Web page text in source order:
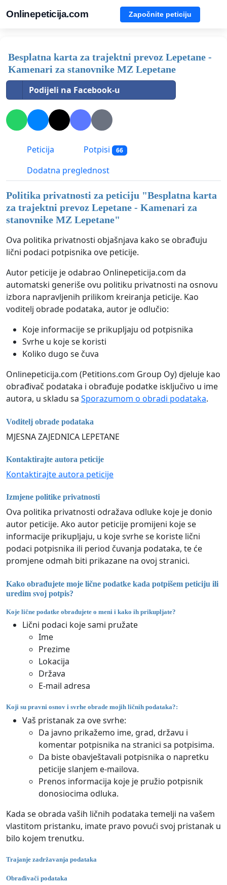
Onlinepeticija.com Započnite peticiju
Besplatna karta za trajektni prevoz Lepetane -
Kamenari za stanovnike MZ Lepetane
Podijeli na Facebook-u
Peticija Potpisi 66
Dodatna preglednost
Politika privatnosti za peticiju "Besplatna karta
za trajektni prevoz Lepetane - Kamenari za
stanovnike MZ Lepetane"
Ova politika privatnosti objašnjava kako se obrađuju
lični podaci potpisnika ove peticije.
Autor peticije je odabrao Onlinepeticija.com da
automatski generiše ovu politiku privatnosti na osnovu
izbora napravljenih prilikom kreiranja peticije. Kao
voditelj obrade podataka, autor je odlučio:
Koje informacije se prikupljaju od potpisnika
Svrhe u koje se koristi
Koliko dugo se čuva
Onlinepeticija.com (Petitions.com Group Oy) djeluje kao
obrađivač podataka i obrađuje podatke isključivo u ime
autora, u skladu sa Sporazumom o obradi podataka.
Voditelj obrade podataka
MJESNA ZAJEDNICA LEPETANE
Kontaktirajte autora peticije
Kontaktirajte autora peticije
Izmjene politike privatnosti
Ova politika privatnosti odražava odluke koje je donio
autor peticije. Ako autor peticije promijeni koje se
informacije prikupljaju, u koje svrhe se koriste lični
podaci potpisnika ili period čuvanja podataka, te će
promjene odmah biti prikazane na ovoj stranici.
Kako obrađujete moje lične podatke kada potpišem peticiju ili
uredim svoj potpis?
Koje lične podatke obrađujete o meni i kako ih prikupljate?
Lični podaci koje sami pružate
Ime
Prezime
Lokacija
Država
E-mail adresa
Koji su pravni osnov i svrhe obrade mojih ličnih podataka?:
Vaš pristanak za ove svrhe:
Da javno prikažemo ime, grad, državu i
komentar potpisnika na stranici sa potpisima.
Da biste obavještavali potpisnika o napretku
peticije slanjem e-mailova.
Prenos informacija koje je pružio potpisnik
donosiocima odluka.
Kada se obrada vaših ličnih podataka temelji na vašem
vlastitom pristanku, imate pravo povući svoj pristanak u
bilo kojem trenutku.
Trajanje zadržavanja podataka
Obrađivači podataka